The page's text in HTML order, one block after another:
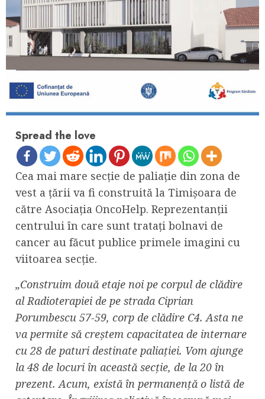
Spread the love
Cea mai mare secţie de paliaţie din zona de
vest a ţării va fi construită la Timişoara de
către Asociaţia OncoHelp. Reprezentanţii
centrului în care sunt trataţi bolnavi de
cancer au făcut publice primele imagini cu
viitoarea secţie.
„Construim două etaje noi pe corpul de clădire
al Radioterapiei de pe strada Ciprian
Porumbescu 57-59, corp de clădire C4. Asta ne
va permite să creştem capacitatea de internare
cu 28 de paturi destinate paliaţiei. Vom ajunge
la 48 de locuri în această secţie, de la 20 în
prezent. Acum, există în permanenţă o listă de